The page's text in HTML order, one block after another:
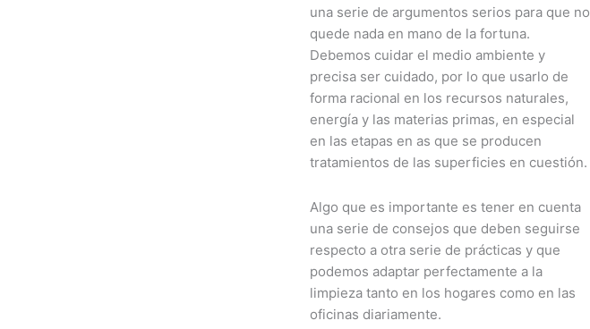
una serie de argumentos serios para que no
quede nada en mano de la fortuna.
Debemos cuidar el medio ambiente y
precisa ser cuidado, por lo que usarlo de
forma racional en los recursos naturales,
energía y las materias primas, en especial
en las etapas en as que se producen
tratamientos de las superficies en cuestión.
Algo que es importante es tener en cuenta
una serie de consejos que deben seguirse
respecto a otra serie de prácticas y que
podemos adaptar perfectamente a la
limpieza tanto en los hogares como en las
oficinas diariamente.